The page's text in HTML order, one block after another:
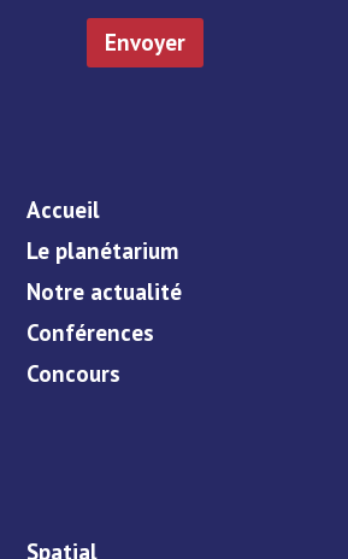
Accueil
Le planétarium
Notre actualité
Conférences
Concours
Spatial